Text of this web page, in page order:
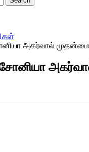
அகர்வால் முதன்மை